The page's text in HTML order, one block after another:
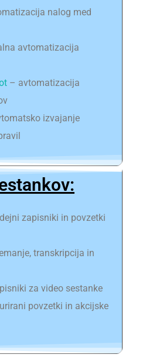
nalog med
avtomatizacija
– avtomatizacija
izvajanje
zapisniki in povzetki
transkripcija in
za video sestanke
povzetki in akcijske